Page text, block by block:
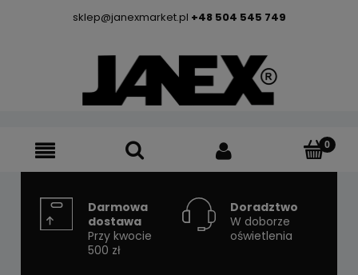
sklep@janexmarket.pl +48 504 545 749
Darmowa
dostawa
Przy kwocie
500 zł
Doradztwo
W doborze
oświetlenia